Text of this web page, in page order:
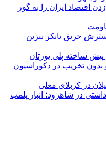
اقتصاد ایران را به گور
حریق تانکر بنزین
پیش ساخته پلی یورتان
تخریب در دکوراسیون
در کربلای معلی
در شاهرود؛ انبار پلمب